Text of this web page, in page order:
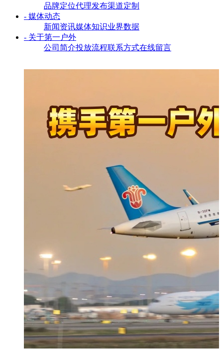
品牌定位代理发布渠道定制
- 媒体动态
新闻资讯媒体知识业界数据
- 关于第一户外
公司简介投放流程联系方式在线留言